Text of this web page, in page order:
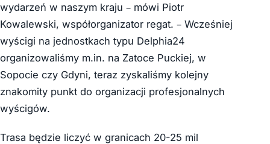
wydarzeń w naszym kraju – mówi Piotr
Kowalewski, współorganizator regat. – Wcześniej
wyścigi na jednostkach typu Delphia24
organizowaliśmy m.in. na Zatoce Puckiej, w
Sopocie czy Gdyni, teraz zyskaliśmy kolejny
znakomity punkt do organizacji profesjonalnych
wyścigów.
Trasa będzie liczyć w granicach 20-25 mil